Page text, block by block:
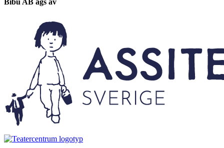
Bibu AB ägs av